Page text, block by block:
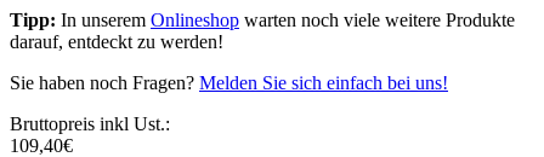
Tipp: In unserem Onlineshop warten noch viele weitere Produkte
darauf, entdeckt zu werden!
Sie haben noch Fragen? Melden Sie sich einfach bei uns!
Bruttopreis inkl Ust.:
109,40€